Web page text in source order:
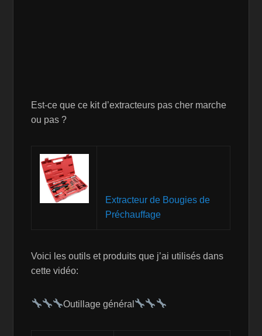
Est-ce que ce kit d’extracteurs pas cher marche
ou pas ?
Extracteur de Bougies de
Préchauffage
Voici les outils et produits que j’ai utilisés dans
cette vidéo:
Outillage général